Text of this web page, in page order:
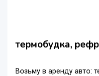
термобудка,
Возьму в аренду авто: